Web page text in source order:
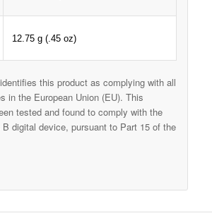
12.75 g (.45 oz)
this product as complying with all
in the European Union (EU). This
tested and found to comply with the
digital device, pursuant to Part 15 of the